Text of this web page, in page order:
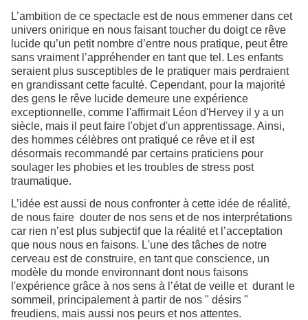
L’ambition de ce spectacle est de nous emmener dans cet
univers onirique en nous faisant toucher du doigt ce rêve
lucide qu’un petit nombre d’entre nous pratique, peut être
sans vraiment l’appréhender en tant que tel. Les enfants
seraient plus susceptibles de le pratiquer mais perdraient
en grandissant cette faculté. Cependant, pour la majorité
des gens le rêve lucide demeure une expérience
exceptionnelle, comme l'affirmait Léon d'Hervey il y a un
siècle, mais il peut faire l'objet d'un apprentissage. Ainsi,
des hommes célèbres ont pratiqué ce rêve et il est
désormais recommandé par certains praticiens pour
soulager les phobies et les troubles de stress post
traumatique.
L’idée est aussi de nous confronter à cette idée de réalité,
de nous faire douter de nos sens et de nos interprétations
car rien n’est plus subjectif que la réalité et l’acceptation
que nous nous en faisons. L'une des tâches de notre
cerveau est de construire, en tant que conscience, un
modèle du monde environnant dont nous faisons
l'expérience grâce à nos sens à l’état de veille et durant le
sommeil, principalement à partir de nos " désirs "
freudiens, mais aussi nos peurs et nos attentes.